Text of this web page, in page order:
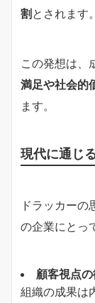
割とされます。
この発想は、
満足や社会的
ます。
現代に通じ
ドラッカー
の企業にとっ
顧客視点
組織の成果は